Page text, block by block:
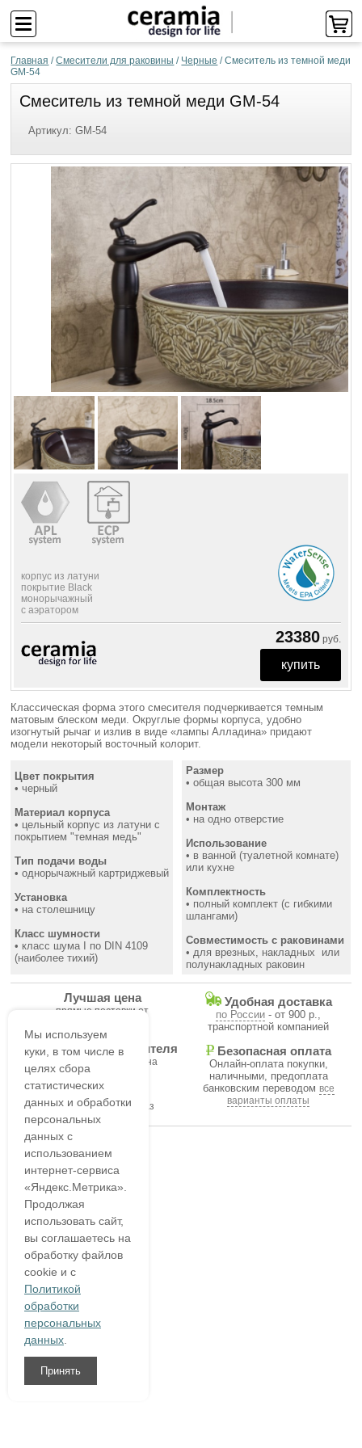
Главная /Смесители для раковины / Черные /Смеситель из темной меди
GM-54
Смеситель из темной меди GM-54
Артикул:GM-54
корпус из латуни
покрытие Black
монорычажный
с аэратором
23380 руб.
Классическая форма этого смесителя подчеркивается темным
матовым блеском меди. Округлые формы корпуса, удобно
изогнутый рычаг и излив в виде «лампы Алладина» придают
модели некоторый восточный колорит.
Цвет покрытия
• черный
Материал корпуса
• цельный корпус из латуни с
покрытием "темная медь"
Тип подачи воды
• однорычажный картриджевый
Установка
• на столешницу
Класс шумности
• класс шума I по DIN 4109
(наиболее тихий)
Размер
• общая высота 300 мм
Монтаж
• на одно отверстие
Использование
• в ванной (туалетной комнате)
или кухне
Комплектность
• полный комплект (с гибкими
шлангами)
Совместимость с раковинами
• для врезных, накладных или
полунакладных раковин
Лучшая цена
прямые поставки от
Удобная доставка
по России - от 900 р.,
транспортной компанией
Безопасная оплата
Онлайн-оплата покупки,
наличными, предоплата
банковским переводом все
варианты оплаты
Гарантия производителя
на все товары магазина
В течение часа
подтвердим ваш заказ
Мы используем
куки, в том числе в
целях сбора
статистических
данных и обработки
персональных
данных с
использованием
интернет-сервиса
«Яндекс.Метрика».
Продолжая
использовать сайт,
вы соглашаетесь на
обработку файлов
cookie и с
Политикой
обработки
персональных
данных
Принять